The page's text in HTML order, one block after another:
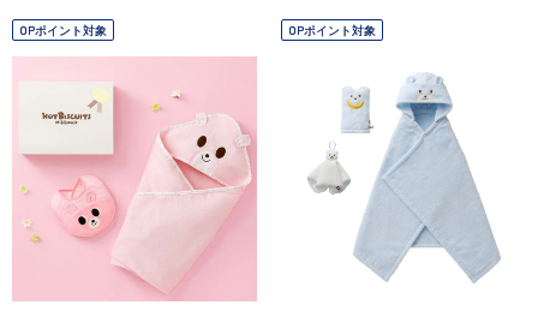
OPポイント対象 OPポイント対象